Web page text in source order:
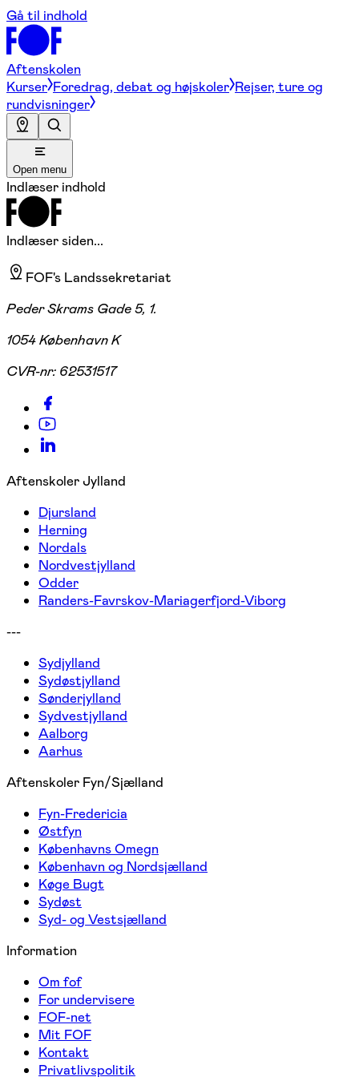
Gå til indhold
Aftenskolen
Kurser Foredrag, debat og højskoler Rejser, ture og
rundvisninger
Open menu
Indlæser indhold
Indlæser siden...
FOF's Landssekretariat
Peder Skrams Gade 5, 1.
1054 København K
CVR-nr: 62531517
Aftenskoler Jylland
Djursland
Herning
Nordals
Nordvestjylland
Odder
Randers-Favrskov-Mariagerfjord-Viborg
---
Sydjylland
Sydøstjylland
Sønderjylland
Sydvestjylland
Aalborg
Aarhus
Aftenskoler Fyn/Sjælland
Fyn-Fredericia
Østfyn
Københavns Omegn
København og Nordsjælland
Køge Bugt
Sydøst
Syd- og Vestsjælland
Information
Om fof
For undervisere
FOF-net
Mit FOF
Kontakt
Privatlivspolitik